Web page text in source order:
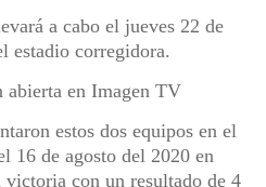
a cabo el jueves 22 de
estadio corregidora.
abierta en Imagen TV
estos dos equipos en el
16 de agosto del 2020 en
con un resultado de 4